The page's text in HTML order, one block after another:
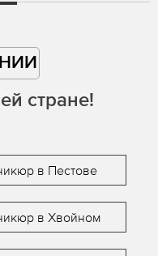
стране!
в Пестове
в Хвойном